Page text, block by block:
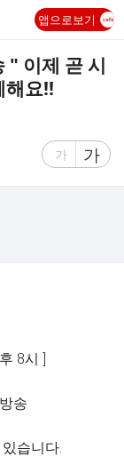
앱으로보기
" 이제 곧 시
해요!!
글
가
글
자
가
8시 ]
송
습니다.